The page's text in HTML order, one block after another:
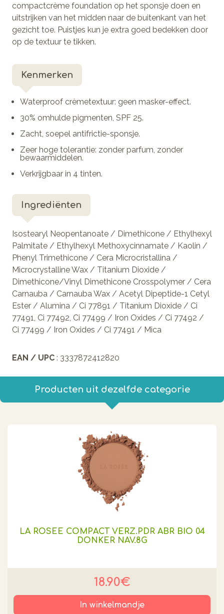
compactcrème foundation op het sponsje doen en
uitstrijken van het midden naar de buitenkant van het
gezicht toe. Puistjes kun je extra goed bedekken door
op de textuur te tikken.
Kenmerken
Waterproof crèmetextuur: geen masker-effect.
30% omhulde pigmenten, SPF 25.
Zacht, soepel antifrictie-sponsje.
Zeer hoge tolerantie: zonder parfum, zonder
bewaarmiddelen.
Verkrijgbaar in 4 tinten.
Ingrediënten
Isostearyl Neopentanoate / Dimethicone / Ethylhexyl
Palmitate / Ethylhexyl Methoxycinnamate / Kaolin /
Phenyl Trimethicone / Cera Microcristallina /
Microcrystalline Wax / Titanium Dioxide /
Dimethicone/Vinyl Dimethicone Crosspolymer / Cera
Carnauba / Carnauba Wax / Acetyl Dipeptide-1 Cetyl
Ester / Alumina / Ci 77891 / Titanium Dioxide / Ci
77491, Ci 77492, Ci 77499 / Iron Oxides / Ci 77492 /
Ci 77499 / Iron Oxides / Ci 77491 / Mica
EAN / UPC : 3337872412820
Producten uit dezelfde categorie
LA ROSEE COMPACT VERZ.PDR ABR BIO 04
DONKER NAV.8G
18.90€
In winkelmandje